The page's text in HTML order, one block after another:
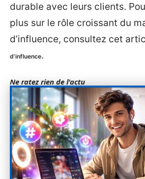
durable avec leurs clients.
plus sur le rôle croissant du
d’influence, consultez cet
d’influence.
Ne ratez rien de l'actu